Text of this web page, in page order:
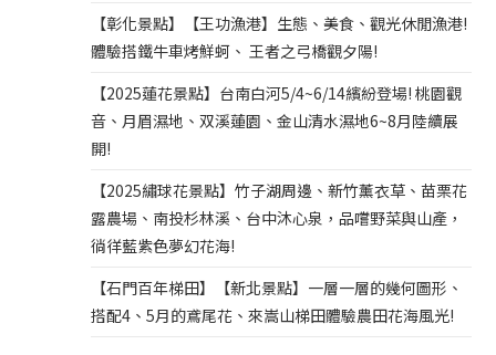
【彰化景點】【王功漁港】生態、美食、觀光休閒漁港!
體驗搭鐵牛車烤鮮蚵、 王者之弓橋觀夕陽!
【2025蓮花景點】台南白河5/4~6/14繽紛登場! 桃園觀
音、月眉濕地、双溪蓮園、金山清水濕地6~8月陸續展
開!
【2025繡球花景點】竹子湖周邊、新竹薰衣草、苗栗花
露農場、南投杉林溪、台中沐心泉，品嚐野菜與山產，
徜徉藍紫色夢幻花海!
【石門百年梯田】【新北景點】一層一層的幾何圖形、
搭配4、5月的鳶尾花、來嵩山梯田體驗農田花海風光!